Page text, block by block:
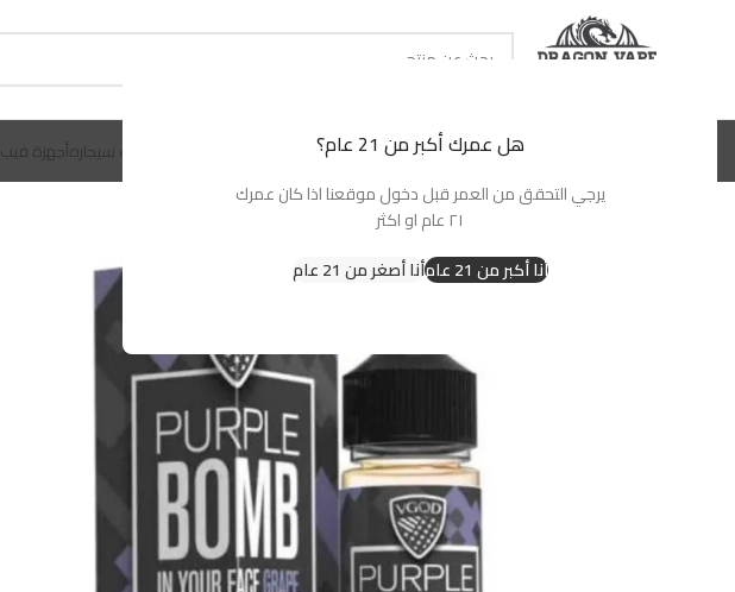
هل عمرك أكبر من 21 عام؟
يرجي التحقق من العمر قبل دخول موقعنا اذا كان عمرك
٢١ عام او اكثر
أنا أكبر من 21 عام
أنا أصغر من 21 عام
سحبات جاهزةنكهات شيشةبودات جاهزةنكهات سولت سحبات سيجاره أجهزة فيب